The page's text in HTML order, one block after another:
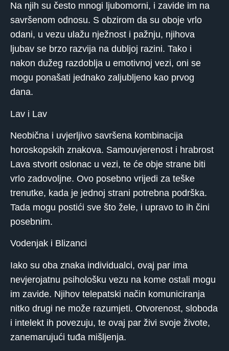
Na njih su često mnogi ljubomorni, i zavide im na
savršenom odnosu. S obzirom da su oboje vrlo
odani, u vezu ulažu nježnost i pažnju, njihova
ljubav se brzo razvija na dubljoj razini. Tako i
nakon dužeg razdoblja u emotivnoj vezi, oni se
mogu ponašati jednako zaljubljeno kao prvog
dana.
Lav i Lav
Neobična i uvjerljivo savršena kombinacija
horoskopskih znakova. Samouvjerenost i hrabrost
Lava stvorit oslonac u vezi, te će obje strane biti
vrlo zadovoljne. Ovo posebno vrijedi za teške
trenutke, kada je jednoj strani potrebna podrška.
Tada mogu postići sve što žele, i upravo to ih čini
posebnim.
Vodenjak i Blizanci
Iako su oba znaka individualci, ovaj par ima
nevjerojatnu psihološku vezu na kome ostali mogu
im zavide. Njihov telepatski način komuniciranja
nitko drugi ne može razumjeti. Otvorenost, sloboda
i intelekt ih povezuju, te ovaj par živi svoje živote,
zanemarujući tuđa mišljenja.